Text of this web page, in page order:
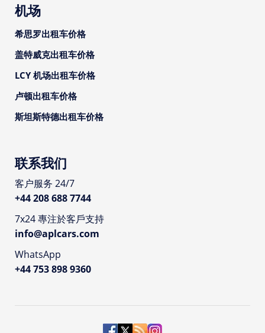
机场
希思罗出租车价格
盖特威克出租车价格
LCY 机场出租车价格
卢顿出租车价格
斯坦斯特德出租车价格
联系我们
客户服务 24/7
+44 208 688 7744
7x24 專注於客戶支持
info@aplcars.com
WhatsApp
+44 753 898 9360